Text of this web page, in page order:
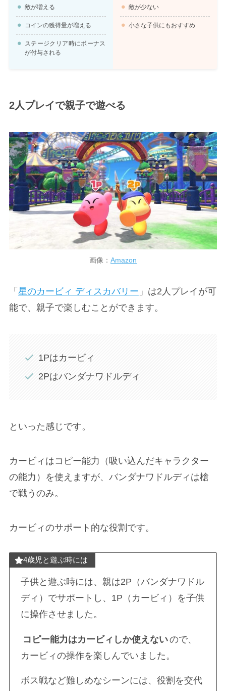
敵が増える
コインの獲得量が増える
ステージクリア時にボーナス
が付与される
敵が少ない
小さな子供にもおすすめ
2人プレイで親子で遊べる
画像： Amazon
「 星のカービィ ディスカバリー 」は2人プレイが可
能で、親子で楽しむことができます。
1Pはカービィ
2Pはバンダナワドルディ
といった感じです。
カービィはコピー能力（吸い込んだキャラクター
の能力）を使えますが、バンダナワドルディは槍
で戦うのみ。
カービィのサポート的な役割です。
4歳児と遊ぶ時には
子供と遊ぶ時には、親は2P（バンダナワドル
ディ）でサポートし、1P（カービィ）を子供
に操作させました。
コピー能力はカービィしか使えないので、
カービィの操作を楽しんでいました。
ボス戦など難しめなシーンには、役割を交代